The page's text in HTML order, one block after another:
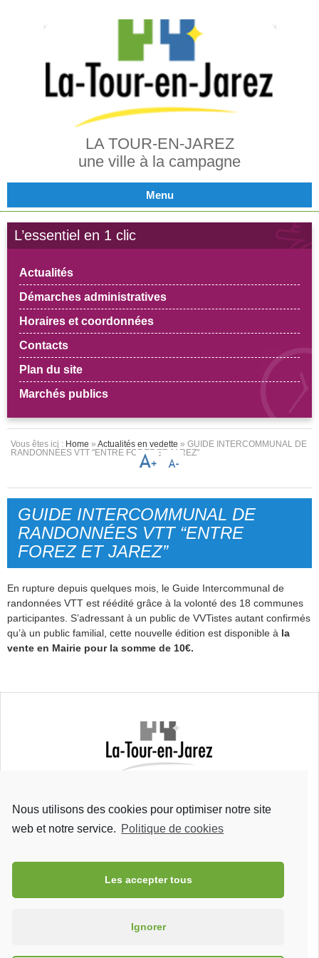
Nous utilisons des cookies pour optimiser notre site
web et notre service. Politique de cookies
Les accepter tous
Ignorer
LA TOUR-EN-JAREZ
une ville à la campagne
Menu
L’essentiel en 1 clic
Actualités
Démarches administratives
Horaires et coordonnées
Contacts
Plan du site
Marchés publics
Vous êtes ici : Home » Actualités en vedette » GUIDE INTERCOMMUNAL DE
RANDONNÉES VTT "ENTRE FOREZ ET JAREZ"
GUIDE INTERCOMMUNAL DE
RANDONNÉES VTT “ENTRE
FOREZ ET JAREZ”
En rupture depuis quelques mois, le Guide Intercommunal de
randonnées VTT est réédité grâce à la volonté des 18 communes
participantes. S’adressant à un public de VVTistes autant confirmés
qu’à un public familial, cette nouvelle édition est disponible à la
vente en Mairie pour la somme de 10€.
Rue Bretons
42 580 La Tour-en-Jarez
Tel : 04 77 93 23 41
Fax : 04 77 79 70 01
La Tour-en-Jarez est jumelée avec